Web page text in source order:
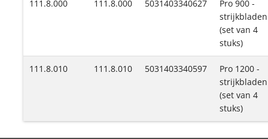
111.8.000 111.8.000 5031403340627
Pro 900 -
strijkbladen
(set van 4
stuks)
111.8.010 111.8.010 5031403340597
Pro 1200 -
strijkbladen
(set van 4
stuks)